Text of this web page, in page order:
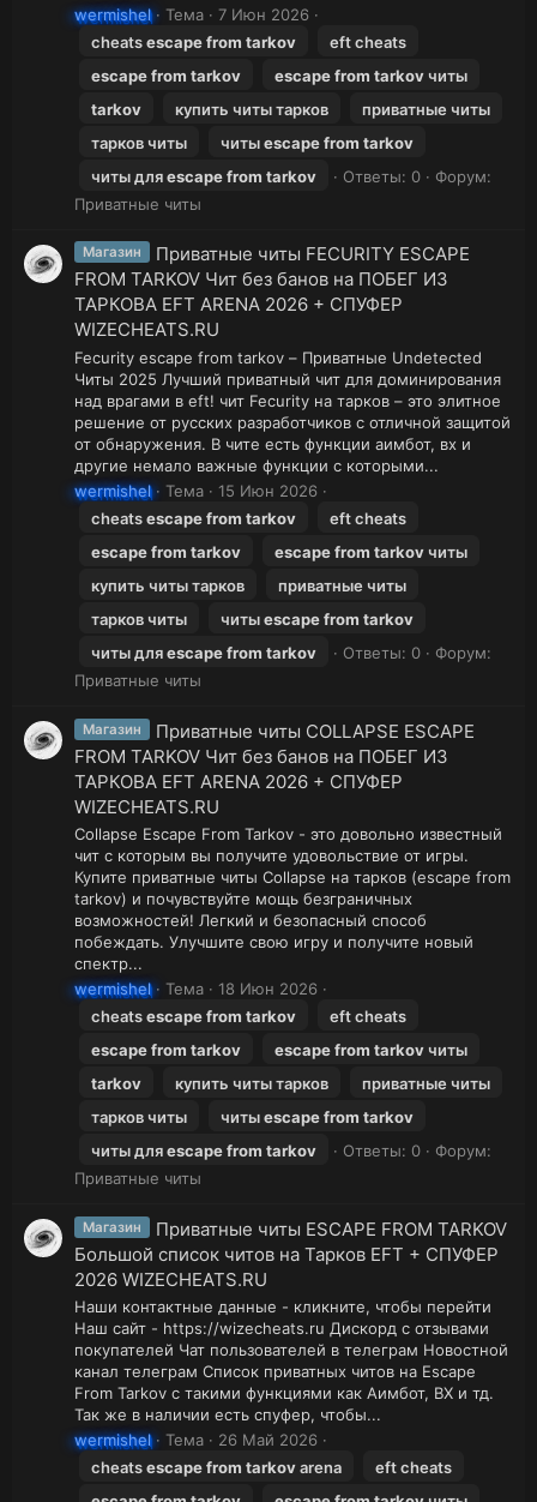
wermishel
Тема
7 Июн 2026
cheatsescapefrom tarkov
eft cheats
escapefrom tarkov escapefrom tarkovчиты
tarkov
купить читы тарков
приватные читы
тарков читы
читыescapefrom tarkov
читы дляescapefrom tarkov Ответы: 0
Форум:
Приватные читы
Магазин
Приватные читы FECURITY ESCAPE
FROM TARKOV Чит без банов на ПОБЕГ ИЗ
ТАРКОВА EFT ARENA 2026 + СПУФЕР
WIZECHEATS.RU
Fecurity escape from tarkov – Приватные Undetected
Читы 2025 Лучший приватный чит для доминирования
над врагами в eft! чит Fecurity на тарков – это элитное
решение от русских разработчиков с отличной защитой
от обнаружения. В чите есть функции аимбот, вх и
другие немало важные функции с которыми...
wermishel
Тема
15 Июн 2026
cheatsescapefrom tarkov
eft cheats
escapefrom tarkov escapefrom tarkovчиты
купить читы тарков
приватные читы
тарков читы
читыescapefrom tarkov
читы дляescapefrom tarkov Ответы: 0
Форум:
Приватные читы
Магазин
Приватные читы COLLAPSE ESCAPE
FROM TARKOV Чит без банов на ПОБЕГ ИЗ
ТАРКОВА EFT ARENA 2026 + СПУФЕР
WIZECHEATS.RU
Collapse Escape From Tarkov - это довольно известный
чит с которым вы получите удовольствие от игры.
Купите приватные читы Collapse на тарков (escape from
tarkov) и почувствуйте мощь безграничных
возможностей! Легкий и безопасный способ
побеждать. Улучшите свою игру и получите новый
спектр...
wermishel
Тема
18 Июн 2026
cheatsescapefrom tarkov
eft cheats
escapefrom tarkov escapefrom tarkovчиты
tarkov
купить читы тарков
приватные читы
тарков читы
читыescapefrom tarkov
читы дляescapefrom tarkov Ответы: 0
Форум:
Приватные читы
Магазин
Приватные читы ESCAPE FROM TARKOV
Большой список читов на Тарков EFT + СПУФЕР
2026 WIZECHEATS.RU
Наши контактные данные - кликните, чтобы перейти
Наш сайт - https://wizecheats.ru Дискорд с отзывами
покупателей Чат пользователей в телеграм Новостной
канал телеграм Список приватных читов на Escape
From Tarkov с такими функциями как Аимбот, ВХ и тд.
Так же в наличии есть спуфер, чтобы...
wermishel
Тема
26 Май 2026
cheatsescapefrom tarkovarena
eft cheats